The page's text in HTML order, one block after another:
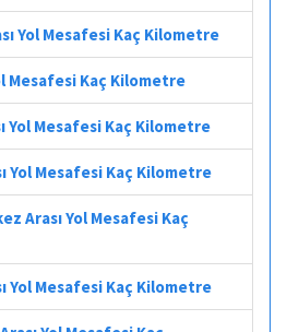
Yol Mesafesi Kaç Kilometre
Mesafesi Kaç Kilometre
Yol Mesafesi Kaç Kilometre
Yol Mesafesi Kaç Kilometre
Arası Yol Mesafesi Kaç
Yol Mesafesi Kaç Kilometre